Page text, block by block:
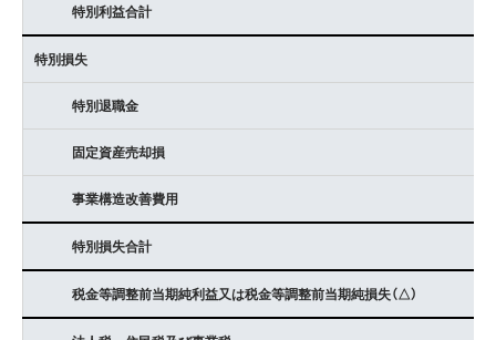
特別利益合計
特別損失
特別退職金
固定資産売却損
事業構造改善費用
特別損失合計
税金等調整前当期純利益又は税金等調整前当期純損失（△）